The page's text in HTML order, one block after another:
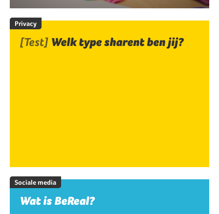
Privacy
[Test] Welk type sharent ben jij?
Sociale media
Wat is BeReal?